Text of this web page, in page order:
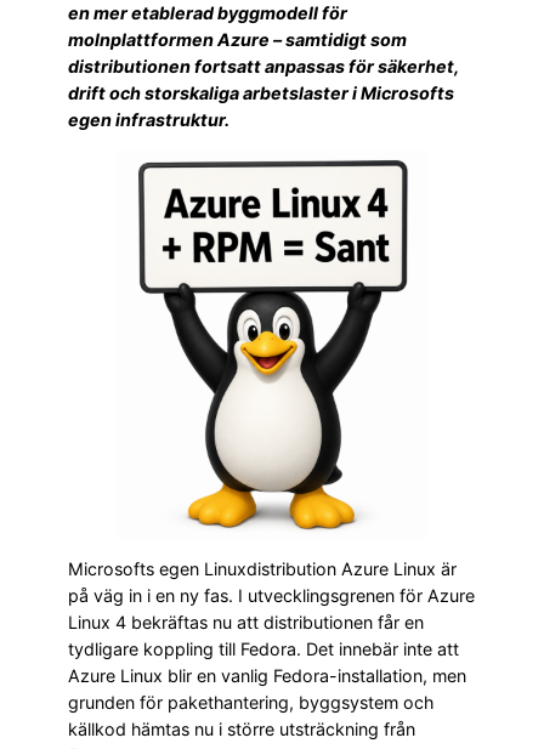
en mer etablerad byggmodell för
molnplattformen Azure – samtidigt som
distributionen fortsatt anpassas för säkerhet,
drift och storskaliga arbetslaster i Microsofts
egen infrastruktur.
Microsofts egen Linuxdistribution Azure Linux är
på väg in i en ny fas. I utvecklingsgrenen för Azure
Linux 4 bekräftas nu att distributionen får en
tydligare koppling till Fedora. Det innebär inte att
Azure Linux blir en vanlig Fedora-installation, men
grunden för pakethantering, byggsystem och
källkod hämtas nu i större utsträckning från